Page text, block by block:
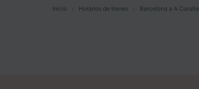
Inicio Horarios de trenes Barcelona a A